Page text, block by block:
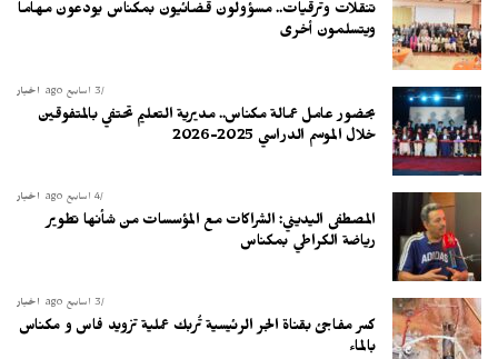
تنقلات وترقيات.. مسؤولون قضائيون بمكناس يودعون مهاما
ويتسلمون أخرى
أخبار 3 أسابيع ago
بحضور عامل عمالة مكناس.. مديرية التعليم تحتفي بالمتفوقين
خلال الموسم الدراسي 2025-2026
أخبار 4 أسابيع ago
المصطفى اليديني: الشراكات مع المؤسسات من شأنها تطوير
رياضة الكراطي بمكناس
أخبار 3 أسابيع ago
كسر مفاجئ بقناة الجر الرئيسية تُربك عملية تزويد فاس و مكناس
بالماء